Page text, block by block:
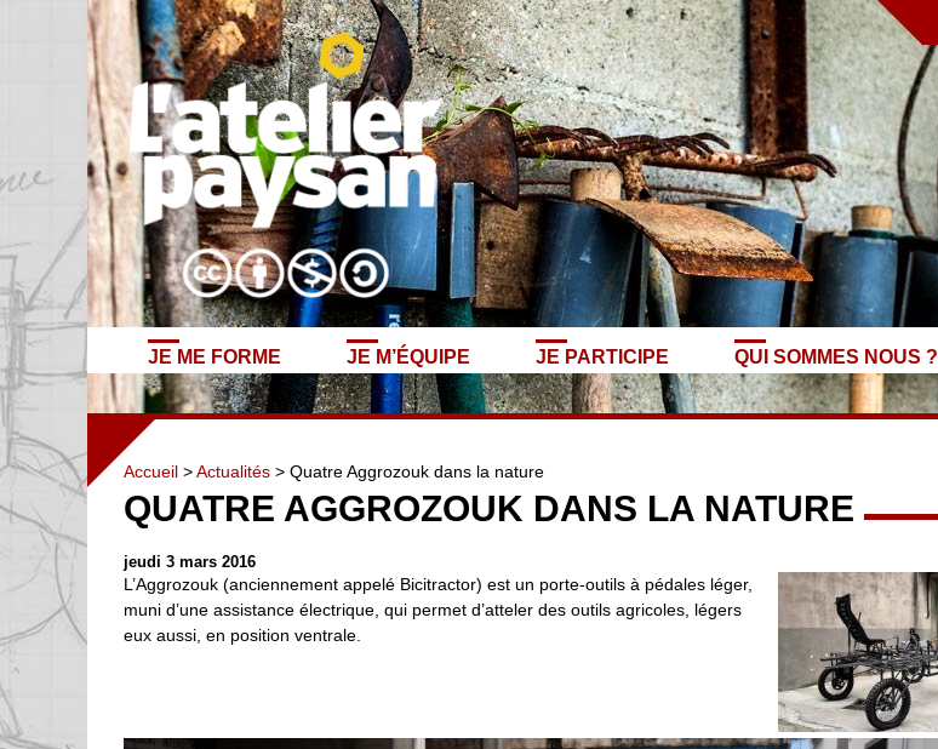
JE ME FORME JE M’ÉQUIPE JE PARTICIPE QUI SOMMES NOUS ?
Accueil >Actualités > Quatre Aggrozouk dans la nature
QUATRE AGGROZOUK DANS LA NATURE
jeudi 3 mars 2016
L’Aggrozouk (anciennement appelé Bicitractor) est un porte-outils à pédales léger,
muni d’une assistance électrique, qui permet d’atteler des outils agricoles, légers
eux aussi, en position ventrale.